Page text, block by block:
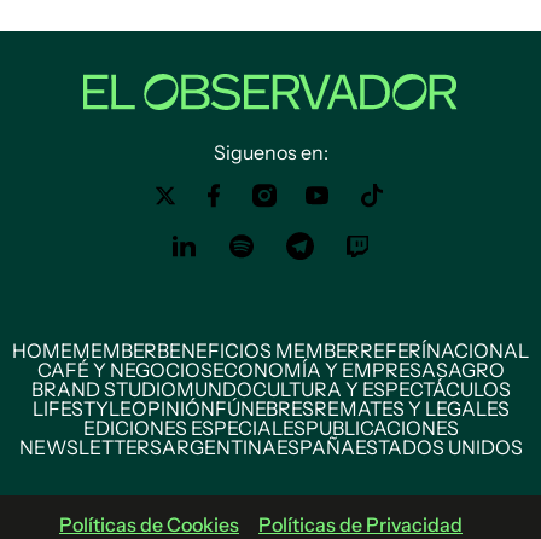
Siguenos en:
HOMEMEMBERBENEFICIOS MEMBERREFERÍNACIONAL
CAFÉ Y NEGOCIOSECONOMÍA Y EMPRESASAGRO
BRAND STUDIOMUNDOCULTURA Y ESPECTÁCULOS
LIFESTYLEOPINIÓNFÚNEBRESREMATES Y LEGALES
EDICIONES ESPECIALESPUBLICACIONES
NEWSLETTERSARGENTINAESPAÑAESTADOS UNIDOS
Políticas de Cookies Políticas de Privacidad